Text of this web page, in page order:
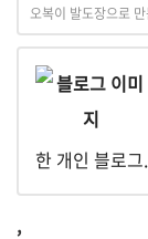
오복이 발도장으로
한 개인 블로
,